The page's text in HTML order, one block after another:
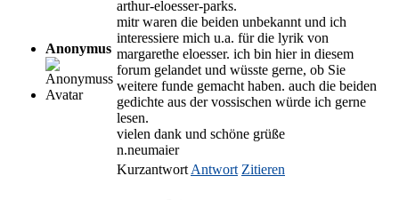
Anonymus
arthur-eloesser-parks.
mitr waren die beiden unbekannt und ich
interessiere mich u.a. für die lyrik von
margarethe eloesser. ich bin hier in diesem
forum gelandet und wüsste gerne, ob Sie
weitere funde gemacht haben. auch die beiden
gedichte aus der vossischen würde ich gerne
lesen.
vielen dank und schöne grüße
n.neumaier
Kurzantwort Antwort Zitieren